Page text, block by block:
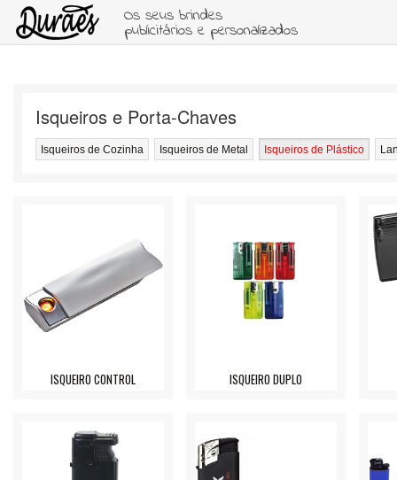
Os seus brindes
publicitários e personalizados
Isqueiros e Porta-Chaves
Isqueiros de Cozinha Isqueiros de Metal Isqueiros de Plástico
ISQUEIRO CONTROL ISQUEIRO DUPLO